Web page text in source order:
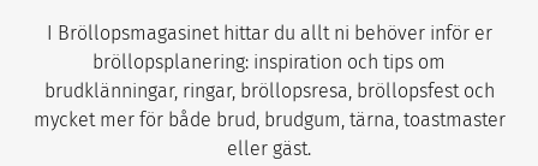
I Bröllopsmagasinet hittar du allt ni behöver inför er
bröllopsplanering: inspiration och tips om
brudklänningar, ringar, bröllopsresa, bröllopsfest och
mycket mer för både brud, brudgum, tärna, toastmaster
eller gäst.